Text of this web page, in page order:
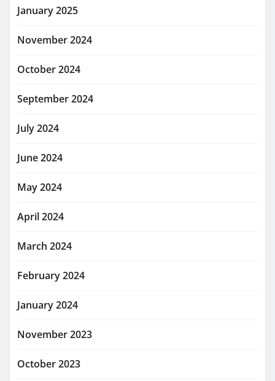
January 2025
November 2024
October 2024
September 2024
July 2024
June 2024
May 2024
April 2024
March 2024
February 2024
January 2024
November 2023
October 2023